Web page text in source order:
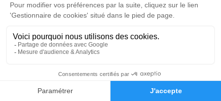
Faire-part Hommages
jeudi 02 octobre 2025 à 11h30
Crématorium de Montreuil-Juigné
Avenue des Poiriers